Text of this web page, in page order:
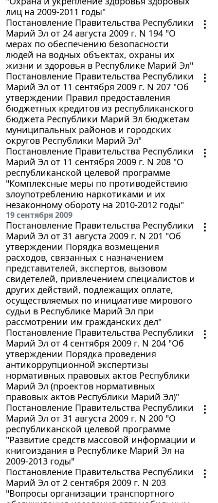
лиц на 2009-2011 годы"
Постановление Правительства Республики
Марий Эл от 24 августа 2009 г. N 194 "О
мерах по обеспечению безопасности
людей на водных объектах, охраны их
жизни и здоровья в Республике Марий Эл"
Постановление Правительства Республики
Марий Эл от 11 сентября 2009 г. N 207 "Об
утверждении Правил предоставления
бюджетных кредитов из республиканского
бюджета Республики Марий Эл бюджетам
муниципальных районов и городских
округов Республики Марий Эл"
Постановление Правительства Республики
Марий Эл от 11 сентября 2009 г. N 208 "О
республиканской целевой программе
"Комплексные меры по противодействию
злоупотреблению наркотиками и их
незаконному обороту на 2010-2012 годы"
19 сентября 2009
Постановление Правительства Республики
Марий Эл от 31 августа 2009 г. N 201 "Об
утверждении Порядка возмещения
расходов, связанных с назначением
представителей, экспертов, вызовом
свидетелей, привлечением специалистов и
других действий, подлежащих оплате,
осуществляемых по инициативе мирового
судьи в Республике Марий Эл при
рассмотрении им гражданских дел"
Постановление Правительства Республики
Марий Эл от 4 сентября 2009 г. N 204 "Об
утверждении Порядка проведения
антикоррупционной экспертизы
нормативных правовых актов Республики
Марий Эл (проектов нормативных
правовых актов Республики Марий Эл)"
Постановление Правительства Республики
Марий Эл от 31 августа 2009 г. N 200 "О
республиканской целевой программе
"Развитие средств массовой информации и
книгоиздания в Республике Марий Эл на
2009-2013 годы"
Постановление Правительства Республики
Марий Эл от 2 сентября 2009 г. N 203
"Вопросы организации транспортного